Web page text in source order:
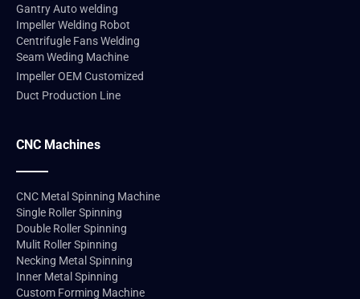
Gantry Auto welding
Impeller Welding Robot
Centrifugle Fans Welding
Seam Weding Machine
Impeller OEM Customized
Duct Production Line
CNC Machines
CNC Metal Spinning Machine
Single Roller Spinning
Double Roller Spinning
Mulit Roller Spinning
Necking Metal Spinning
Inner Metal Spinning
Custom Forming Machine